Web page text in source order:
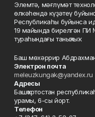
Элемтә, мәғлүмәт
өлкәһендә күҙәтеү
Республикаһы буйынса
19 майында бирелгән ПИ
тураһындағы таныҡлыҡ.
Баш мөхәррир
Электрон почта
meleuzkungak@yandex.ru
Адресы
Башҡортостан
урамы, 6-сы йорт.
Телефон